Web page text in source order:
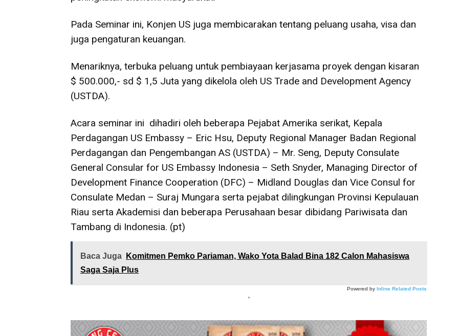
Pada Seminar ini, Konjen US juga membicarakan tentang peluang usaha, visa dan
juga pengaturan keuangan.
Menariknya, terbuka peluang untuk pembiayaan kerjasama proyek dengan kisaran
$ 500.000,- sd $ 1,5 Juta yang dikelola oleh US Trade and Development Agency
(USTDA).
Acara seminar ini dihadiri oleh beberapa Pejabat Amerika serikat, Kepala
Perdagangan US Embassy – Eric Hsu, Deputy Regional Manager Badan Regional
Perdagangan dan Pengembangan AS (USTDA) – Mr. Seng, Deputy Consulate
General Consular for US Embassy Indonesia – Seth Snyder, Managing Director of
Development Finance Cooperation (DFC) – Midland Douglas dan Vice Consul for
Consulate Medan – Suraj Mungara serta pejabat dilingkungan Provinsi Kepulauan
Riau serta Akademisi dan beberapa Perusahaan besar dibidang Pariwisata dan
Tambang di Indonesia. (pt)
Baca Juga
Komitmen Pemko Pariaman, Wako Yota Balad Bina 182 Calon Mahasiswa
Saga Saja Plus
Powered by Inline Related Posts
*